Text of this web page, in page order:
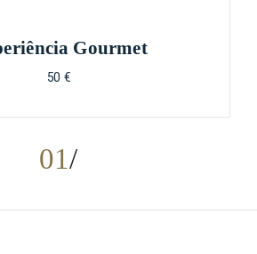
01
Gourmet
50 €